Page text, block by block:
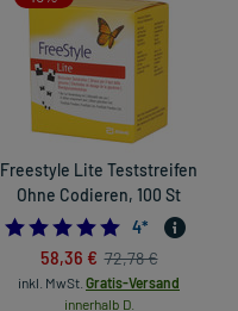
Freestyle Lite Teststreifen
Ohne Codieren, 100 St
5.0
4*
58,36 € 72,78 €
inkl. MwSt. Gratis-Versand
innerhalb D.